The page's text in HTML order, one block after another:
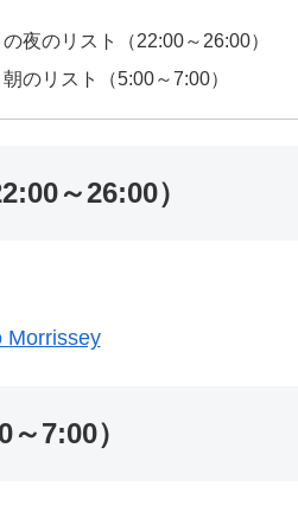
夜のリスト（22:00～26:00）
のリスト（5:00～7:00）
～26:00）
Morrissey
7:00）